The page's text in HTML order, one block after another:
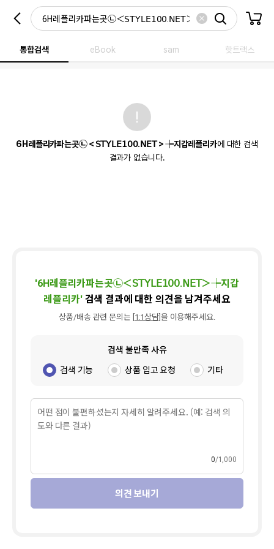
통합검색 eBook sam 핫트랙스
6H레플리카파는곳㉡＜𝖲𝖳𝖸𝖫𝖤𝟣𝟢𝟢.𝖭𝖤𝖳＞┾지갑레플리카에 대한 검색
결과가 없습니다.
'6H레플리카파는곳㉡＜𝖲𝖳𝖸𝖫𝖤𝟣𝟢𝟢.𝖭𝖤𝖳＞┾지갑
레플리카'검색 결과에 대한 의견을 남겨주세요
상품/배송 관련 문의는 [1:1상담] 을 이용해주세요.
검색 불만족 사유
검색 기능 상품 입고 요청 기타
0 1,000
의견 보내기